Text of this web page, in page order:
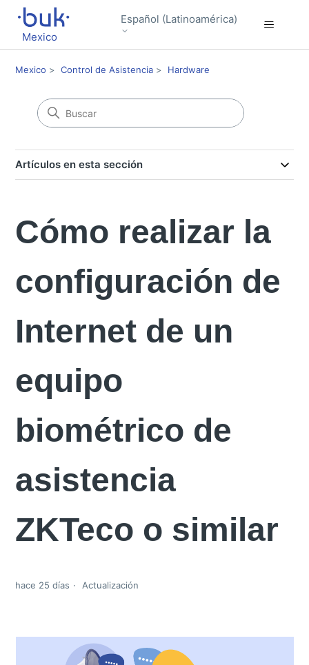
Mexico
Español (Latinoamérica)
Mexico Control de Asistencia Hardware
Artículos en esta sección
Cómo realizar la
configuración de
Internet de un
equipo
biométrico de
asistencia
ZKTeco o similar
hace 25 días Actualización